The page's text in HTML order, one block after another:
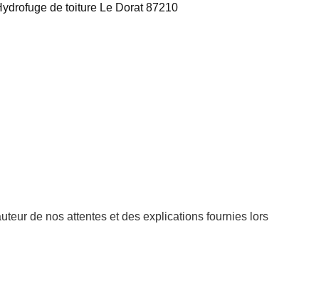
de toiture Le Dorat 87210
de nos attentes et des explications fournies lors